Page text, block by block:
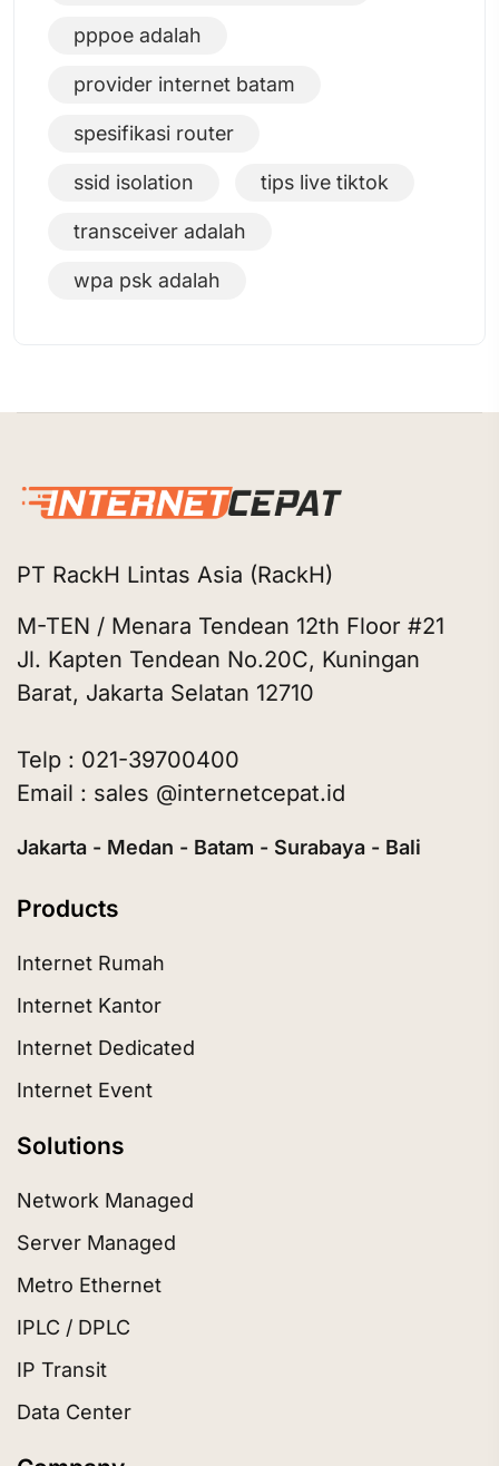
pppoe adalah
provider internet batam
spesifikasi router
ssid isolation tips live tiktok
transceiver adalah
wpa psk adalah
PT RackH Lintas Asia (RackH)
M-TEN / Menara Tendean 12th Floor #21
Jl. Kapten Tendean No.20C, Kuningan
Barat, Jakarta Selatan 12710
Telp : 021-39700400
Email : sales @internetcepat.id
Jakarta - Medan - Batam - Surabaya - Bali
Products
Internet Rumah
Internet Kantor
Internet Dedicated
Internet Event
Solutions
Network Managed
Server Managed
Metro Ethernet
IPLC / DPLC
IP Transit
Data Center